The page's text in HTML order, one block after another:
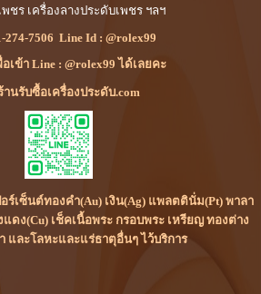
ชร เครื่องลางประดับเพชร ฯลฯ
274-7506 Line Id :@rolex99
เข้า Line : @rolex99 ได้เลยคะ
านรับซื้อเครื่องประดับ.com
ร์เซ็นต์ทองคำ(Au) เงิน(Ag) แพลตตินั่ม(Pt) พาลา
แดง(Cu) เช็คเนื้อพระ กรอบพระ เหรียญ ทองต่าง
และโลหะและแร่ธาตุอื่นๆ ไว้บริการ